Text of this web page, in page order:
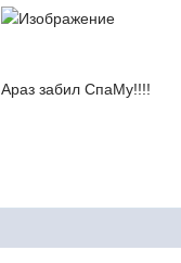
Араз забил СпаМу!!!!